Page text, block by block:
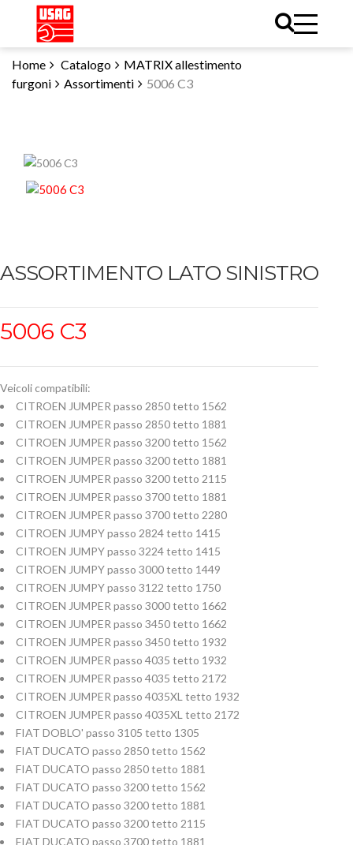
Home Catalogo
MATRIX allestimento
furgoni
Assortimenti 5006 C3
ASSORTIMENTO LATO SINISTRO
5006 C3
Veicoli compatibili:
CITROEN JUMPER passo 2850 tetto 1562
CITROEN JUMPER passo 2850 tetto 1881
CITROEN JUMPER passo 3200 tetto 1562
CITROEN JUMPER passo 3200 tetto 1881
CITROEN JUMPER passo 3200 tetto 2115
CITROEN JUMPER passo 3700 tetto 1881
CITROEN JUMPER passo 3700 tetto 2280
CITROEN JUMPY passo 2824 tetto 1415
CITROEN JUMPY passo 3224 tetto 1415
CITROEN JUMPY passo 3000 tetto 1449
CITROEN JUMPY passo 3122 tetto 1750
CITROEN JUMPER passo 3000 tetto 1662
CITROEN JUMPER passo 3450 tetto 1662
CITROEN JUMPER passo 3450 tetto 1932
CITROEN JUMPER passo 4035 tetto 1932
CITROEN JUMPER passo 4035 tetto 2172
CITROEN JUMPER passo 4035XL tetto 1932
CITROEN JUMPER passo 4035XL tetto 2172
FIAT DOBLO' passo 3105 tetto 1305
FIAT DUCATO passo 2850 tetto 1562
FIAT DUCATO passo 2850 tetto 1881
FIAT DUCATO passo 3200 tetto 1562
FIAT DUCATO passo 3200 tetto 1881
FIAT DUCATO passo 3200 tetto 2115
FIAT DUCATO passo 3700 tetto 1881